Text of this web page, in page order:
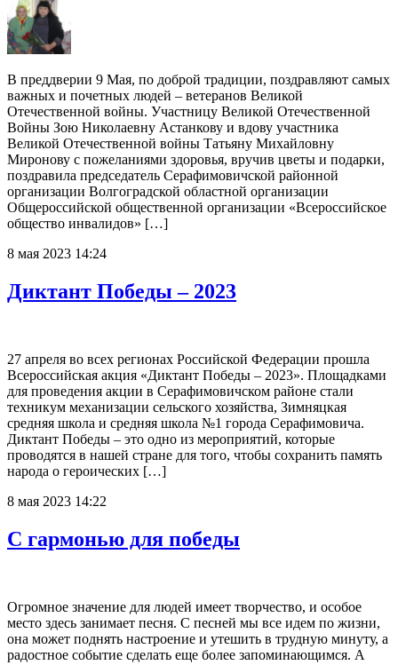
В преддверии 9 Мая, по доброй традиции, поздравляют самых
важных и почетных людей – ветеранов Великой
Отечественной войны. Участницу Великой Отечественной
Войны Зою Николаевну Астанкову и вдову участника
Великой Отечественной войны Татьяну Михайловну
Миронову с пожеланиями здоровья, вручив цветы и подарки,
поздравила председатель Серафимовичской районной
организации Волгоградской областной организации
Общероссийской общественной организации «Всероссийское
общество инвалидов» […]
8 мая 2023 14:24
Диктант Победы – 2023
27 апреля во всех регионах Российской Федерации прошла
Всероссийская акция «Диктант Победы – 2023». Площадками
для проведения акции в Серафимовичском районе стали
техникум механизации сельского хозяйства, Зимняцкая
средняя школа и средняя школа №1 города Серафимовича.
Диктант Победы – это одно из мероприятий, которые
проводятся в нашей стране для того, чтобы сохранить память
народа о героических […]
8 мая 2023 14:22
С гармонью для победы
Огромное значение для людей имеет творчество, и особое
место здесь занимает песня. С песней мы все идем по жизни,
она может поднять настроение и утешить в трудную минуту, а
радостное событие сделать еще более запоминающимся. А